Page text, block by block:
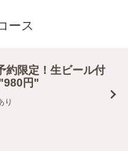
ース
約限定！生ビール付
円"
り